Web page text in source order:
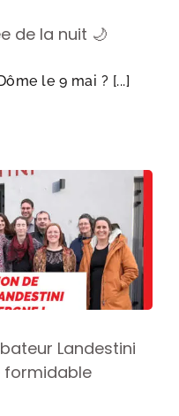
de la nuit 🌙
le 9 mai ? [...]
Landestini
formidable